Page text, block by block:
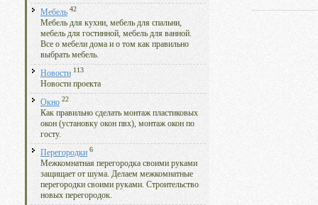
Мебель 42
Мебель для кухни, мебель для спальни,
мебель для гостинной, мебель для ванной.
Все о мебели дома и о том как правильно
выбрать мебель.
Новости 113
Новости проекта
Окно 22
Как правильно сделать монтаж пластиковых
окон (установку окон пвх), монтаж окон по
госту.
Перегородки 6
Межкомнатная перегородка своими руками
защищает от шума. Делаем межкомнатные
перегородки своими руками. Строительство
новых перегородок.